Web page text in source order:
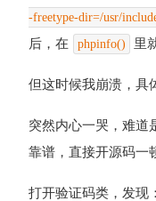
-freetype-dir=/usr/
后，在
phpinfo() 里
但这时候我崩溃，具
突然内心一哭，难道
靠谱，直接开源码一
打开验证码类，发现：